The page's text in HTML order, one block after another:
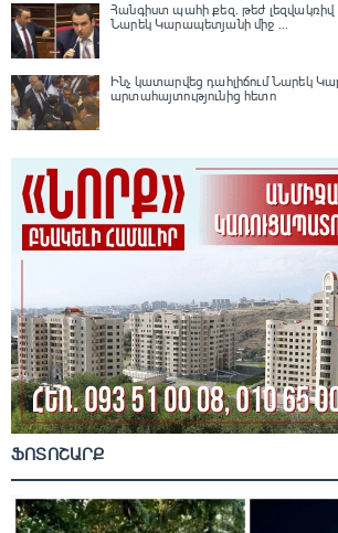
Հանգիստ պահի քեզ. թեժ
Նարեկ Կարապետյանի միջ ...
Ինչ կատարվեց դահլիճում Նարեկ
արտահայտությունից հետո
ՖՈՏՈՇԱՐՔ